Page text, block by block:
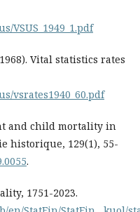
VSUS_1949_1.pdf
Vital statistics rates
vsrates1940_60.pdf
and child mortality in
historique, 129(1), 55-
.
1751-2023.